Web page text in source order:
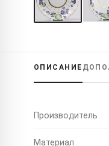
ОПИСАНИЕ
Производитель
Материал